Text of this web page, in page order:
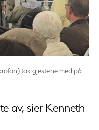
tok gjestene med på
av, sier Kenneth